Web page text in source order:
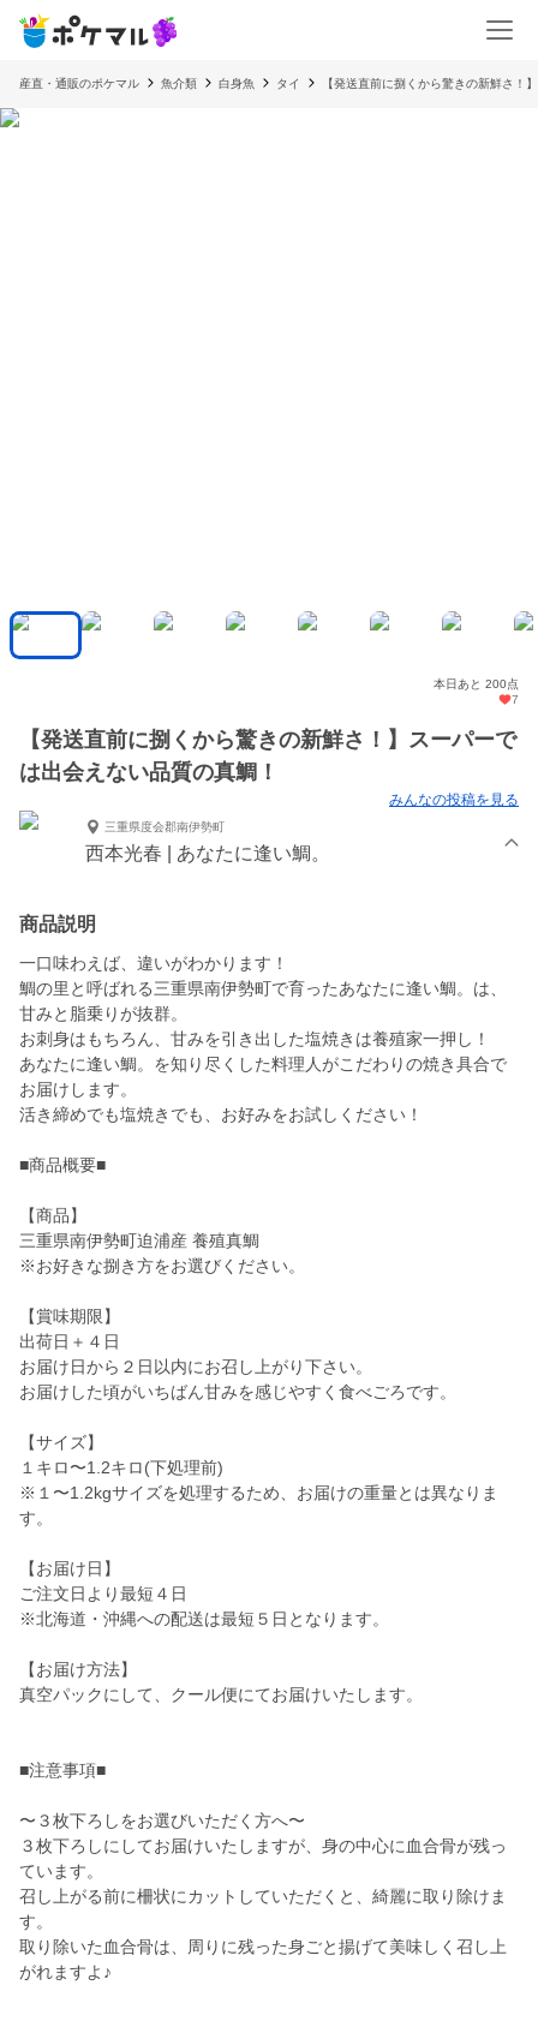
産直・通販のポケマル 魚介類 白身魚 タイ 【発送直前に捌くから驚きの新鮮さ！
本日あと 200点
7
【発送直前に捌くから驚きの新鮮さ！】スーパーで
は出会えない品質の真鯛！
みんなの投稿を見る
三重県度会郡南伊勢町
西本光春 | あなたに逢い鯛。
商品説明
一口味わえば、違いがわかります！
鯛の里と呼ばれる三重県南伊勢町で育ったあなたに逢い鯛。は、
甘みと脂乗りが抜群。
お刺身はもちろん、甘みを引き出した塩焼きは養殖家一押し！
あなたに逢い鯛。を知り尽くした料理人がこだわりの焼き具合で
お届けします。
活き締めでも塩焼きでも、お好みをお試しください！
■商品概要■
【商品】
三重県南伊勢町迫浦産 養殖真鯛
※お好きな捌き方をお選びください。
【賞味期限】
出荷日＋４日
お届け日から２日以内にお召し上がり下さい。
お届けした頃がいちばん甘みを感じやすく食べごろです。
【サイズ】
１キロ〜1.2キロ(下処理前)
※１〜1.2kgサイズを処理するため、お届けの重量とは異なりま
す。
【お届け日】
ご注文日より最短４日
※北海道・沖縄への配送は最短５日となります。
【お届け方法】
真空パックにして、クール便にてお届けいたします。
■注意事項■
〜３枚下ろしをお選びいただく方へ〜
３枚下ろしにしてお届けいたしますが、身の中心に血合骨が残っ
ています。
召し上がる前に柵状にカットしていただくと、綺麗に取り除けま
す。
取り除いた血合骨は、周りに残った身ごと揚げて美味しく召し上
がれますよ♪